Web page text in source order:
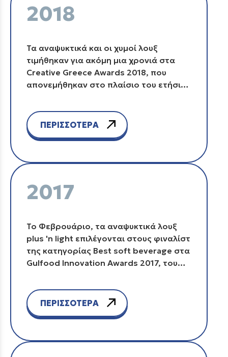
2018
Τα αναψυκτικά και οι χυμοί λουξ
τιμήθηκαν για ακόμη μια χρονιά στα
Creative Greece Awards 2018, που
απονεμήθηκαν στο πλαίσιο του ετήσιoυ
ΕΞΩΣΤΡΕΦΕΙΑΣ, την Τετάρτη 21
Μαρτίου, στο Wyndham Grand Athens
Hotel.
ΠΕΡΙΣΣΟΤΕΡΑ
2017
Το Φεβρουάριο, τα αναψυκτικά λουξ
plus 'n light επιλέγονται στους φιναλίστ
της κατηγορίας Best soft beverage στα
Gulfood Innovation Awards 2017, του
διοργανώθηκε στο πλαίσιο της 22ης
διεθνούς έκθεσης Τροφίμων και Ποτών
Gulfood 2017 που πραγματοποιήθηκε
ΠΕΡΙΣΣΟΤΕΡΑ